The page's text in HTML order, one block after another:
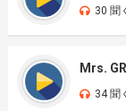
30 聞
Mrs.
34 聞